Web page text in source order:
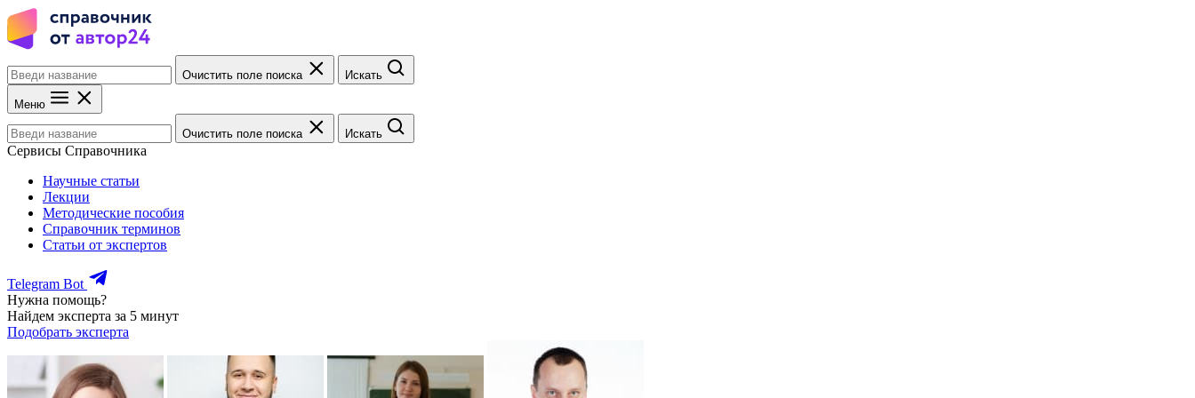
Очистить поле поиска Искать
Меню
Очистить поле поиска Искать
Сервисы Справочника
Научные статьи
Лекции
Методические пособия
Справочник терминов
Статьи от экспертов
Telegram Bot
Нужна помощь?
Найдем эксперта за 5 минут
Подобрать эксперта